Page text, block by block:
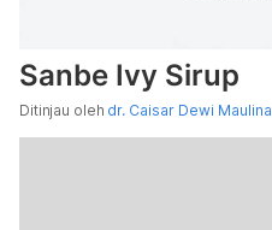
Sanbe Ivy Sirup
Ditinjau oleh dr. Caisar Dewi Maulina